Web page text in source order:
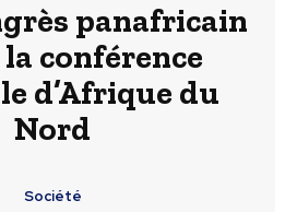
panafricain
conférence
d’Afrique du
Nord
Société